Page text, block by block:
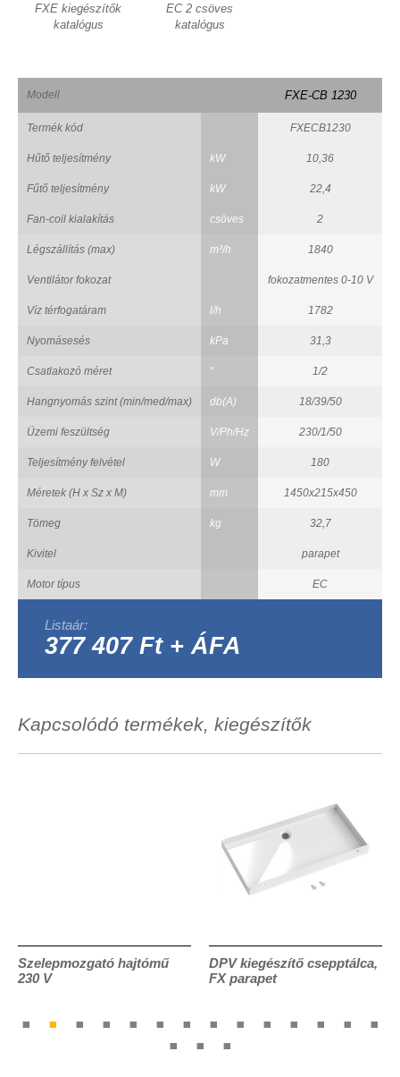
FXE kiegészítők
katalógus
EC 2 csöves
katalógus
Modell FXE-CB 1230
Termék kód FXECB1230
Hűtő teljesítmény kW 10,36
Fűtő teljesítmény kW 22,4
Fan-coil kialakítás csöves 2
Légszállítás (max) m³/h 1840
Ventilátor fokozat fokozatmentes 0-10 V
Víz térfogatáram l/h 1782
Nyomásesés kPa 31,3
Csatlakozó méret " 1/2
Hangnyomás szint (min/med/max) db(A) 18/39/50
Üzemi feszültség V/Ph/Hz 230/1/50
Teljesítmény felvétel W 180
Méretek (H x Sz x M) mm 1450x215x450
Tömeg kg 32,7
Kivitel parapet
Motor típus EC
Listaár:
377 407 Ft + ÁFA
Kapcsolódó termékek, kiegészítők
Szelepmozgató hajtómű
230 V
DPV kiegészítő csepptálca,
FX parapet